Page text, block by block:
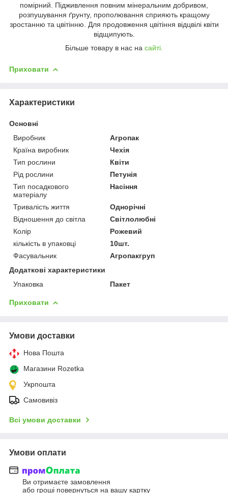
помірний. Підживлення повним мінеральним добривом,
розпушування ґрунту, прополювання сприяють кращому
зростанню та цвітінню. Для продовження цвітіння відцвілі квіти
відщипують.
Більше товару в нас на сайті.
Приховати
Характеристики
Основні
Виробник
Агропак
Країна виробник
Чехія
Тип рослини
Квіти
Рід рослини
Петунія
Тип посадкового
матеріалу
Насіння
Тривалість життя
Однорічні
Відношення до світла
Світлолюбні
Колір
Рожевий
кількість в упаковці
10шт.
Фасувальник
Агропакгруп
Додаткові характеристики
Упаковка
Пакет
Приховати
Умови доставки
Нова Пошта
Магазини Rozetka
Укрпошта
Самовивіз
Всі умови доставки
Умови оплати
Ви отримаєте замовлення
або гроші повернуться на вашу картку